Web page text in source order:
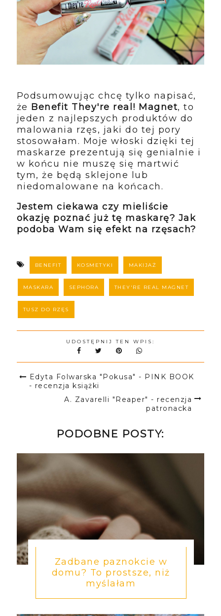
Podsumowując chcę tylko napisać,
że Benefit They're real! Magnet, to
jeden z najlepszych produktów do
malowania rzęs, jaki do tej pory
stosowałam. Moje włoski dzięki tej
maskarze prezentują się genialnie i
w końcu nie muszę się martwić
tym, że będą sklejone lub
niedomalowane na końcach.
Jestem ciekawa czy mieliście
okazję poznać już tę maskarę? Jak
podoba Wam się efekt na rzęsach?
BENEFIT KOSMETYKI MAKIJAŻ
MASKARA SEPHORA THEY'RE REAL MAGNET
TUSZ DO RZĘS
UDOSTĘPNIJ TEN WPIS:
Edyta Folwarska "Pokusa" - PINK BOOK
- recenzja książki
A. Zavarelli "Reaper" - recenzja
patronacka
PODOBNE POSTY:
Zadbane paznokcie w
domu? To prostsze, niż
myślałam